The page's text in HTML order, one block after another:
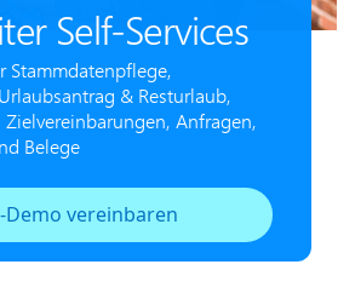
Self-Services
Stammdatenpflege,
& Resturlaub,
Anfragen,
Belege
Demo vereinbaren